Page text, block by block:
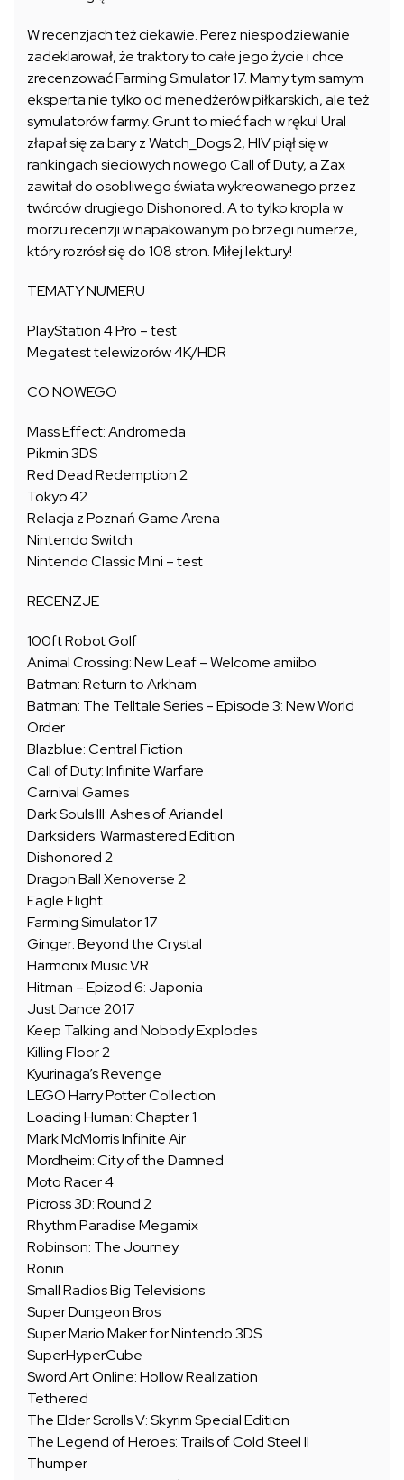
W recenzjach też ciekawie. Perez niespodziewanie
zadeklarował, że traktory to całe jego życie i chce
zrecenzować Farming Simulator 17. Mamy tym samym
eksperta nie tylko od menedżerów piłkarskich, ale też
symulatorów farmy. Grunt to mieć fach w ręku! Ural
złapał się za bary z Watch_Dogs 2, HIV piął się w
rankingach sieciowych nowego Call of Duty, a Zax
zawitał do osobliwego świata wykreowanego przez
twórców drugiego Dishonored. A to tylko kropla w
morzu recenzji w napakowanym po brzegi numerze,
który rozrósł się do 108 stron. Miłej lektury!
TEMATY NUMERU
PlayStation 4 Pro – test
Megatest telewizorów 4K/HDR
CO NOWEGO
Mass Effect: Andromeda
Pikmin 3DS
Red Dead Redemption 2
Tokyo 42
Relacja z Poznań Game Arena
Nintendo Switch
Nintendo Classic Mini – test
RECENZJE
100ft Robot Golf
Animal Crossing: New Leaf – Welcome amiibo
Batman: Return to Arkham
Batman: The Telltale Series – Episode 3: New World
Order
Blazblue: Central Fiction
Call of Duty: Infinite Warfare
Carnival Games
Dark Souls III: Ashes of Ariandel
Darksiders: Warmastered Edition
Dishonored 2
Dragon Ball Xenoverse 2
Eagle Flight
Farming Simulator 17
Ginger: Beyond the Crystal
Harmonix Music VR
Hitman – Epizod 6: Japonia
Just Dance 2017
Keep Talking and Nobody Explodes
Killing Floor 2
Kyurinaga’s Revenge
LEGO Harry Potter Collection
Loading Human: Chapter 1
Mark McMorris Infinite Air
Mordheim: City of the Damned
Moto Racer 4
Picross 3D: Round 2
Rhythm Paradise Megamix
Robinson: The Journey
Ronin
Small Radios Big Televisions
Super Dungeon Bros
Super Mario Maker for Nintendo 3DS
SuperHyperCube
Sword Art Online: Hollow Realization
Tethered
The Elder Scrolls V: Skyrim Special Edition
The Legend of Heroes: Trails of Cold Steel II
Thumper